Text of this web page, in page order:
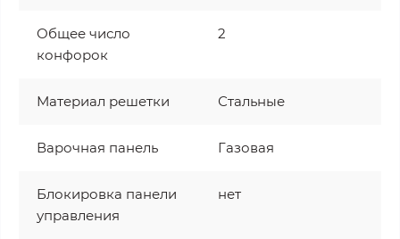
Общее число
конфорок
2
Материал решетки Стальные
Варочная панель Газовая
Блокировка панели
управления
нет